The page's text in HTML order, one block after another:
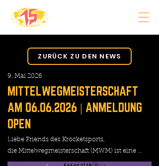
ZURÜCK ZU DEN NEWS
9. Mai 2026
MITTELWEGMEISTERSCHAFT
AM 06.06.2026 | ANMELDUNG
OPEN
Liebe Friends des Krocketsports,
die Mittelwegmeisterschaft (MWM) ist eine ...